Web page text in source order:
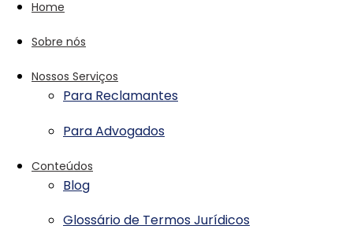
Home
Sobre nós
Nossos Serviços
Para Reclamantes
Para Advogados
Conteúdos
Blog
Glossário de Termos Jurídicos